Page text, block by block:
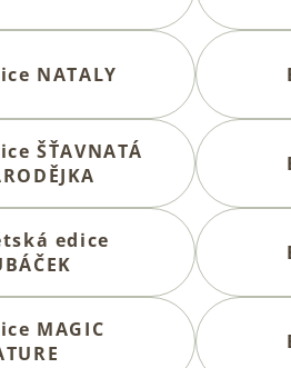
NATALY
ŠŤAVNATÁ
edice
MAGIC